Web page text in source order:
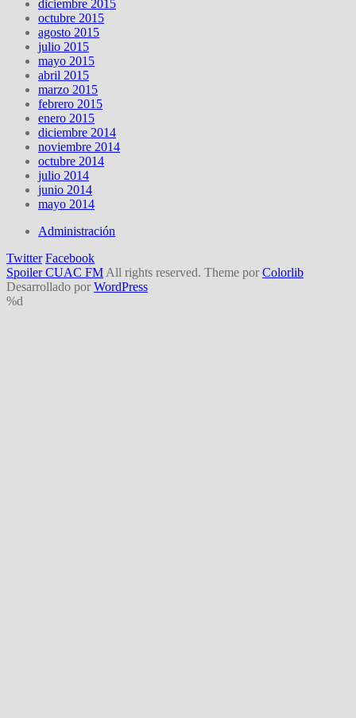
diciembre 2015
octubre 2015
agosto 2015
julio 2015
mayo 2015
abril 2015
marzo 2015
febrero 2015
enero 2015
diciembre 2014
noviembre 2014
octubre 2014
julio 2014
junio 2014
mayo 2014
Administración
Twitter Facebook
Spoiler CUAC FM All rights reserved. Theme por Colorlib
Desarrollado por WordPress
%d